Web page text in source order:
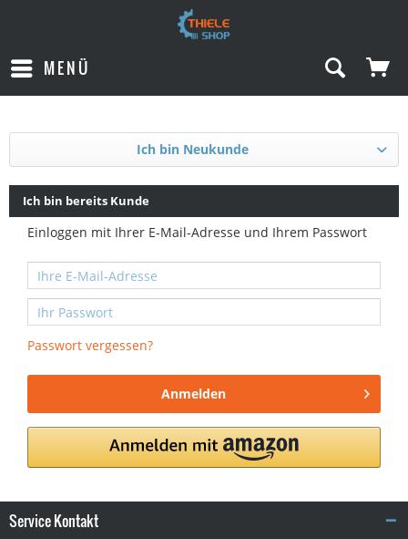
MENÜ
Ich bin Neukunde
Ich bin bereits Kunde
Einloggen mit Ihrer E-Mail-Adresse und Ihrem Passwort
Passwort vergessen?
Anmelden
Service Kontakt